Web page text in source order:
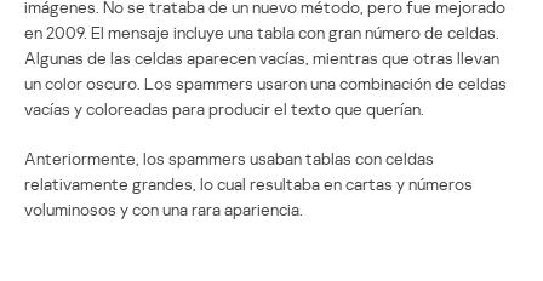
imágenes. No se trataba de un nuevo método, pero fue mejorado
en 2009. El mensaje incluye una tabla con gran número de celdas.
Algunas de las celdas aparecen vacías, mientras que otras llevan
un color oscuro. Los spammers usaron una combinación de celdas
vacías y coloreadas para producir el texto que querían.
Anteriormente, los spammers usaban tablas con celdas
relativamente grandes, lo cual resultaba en cartas y números
voluminosos y con una rara apariencia.